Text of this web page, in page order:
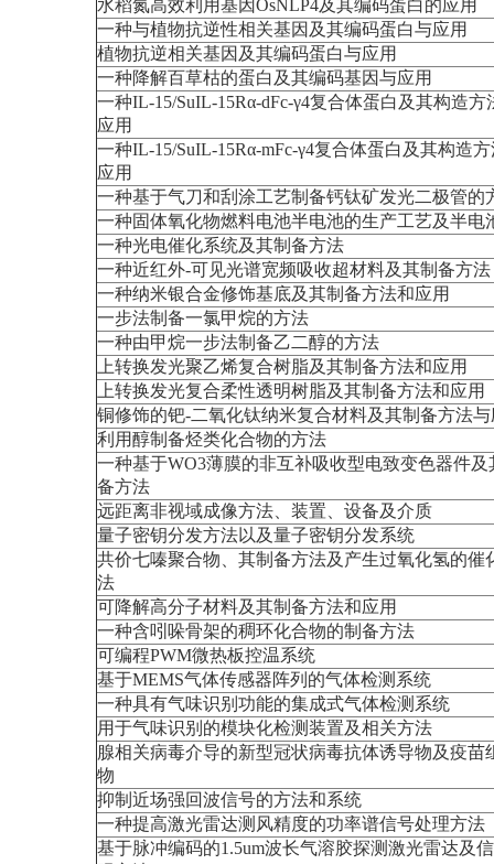
水稻氮高效利用基因OsNLP4及其编码蛋白的应用
一种与植物抗逆性相关基因及其编码蛋白与应用
植物抗逆相关基因及其编码蛋白与应用
一种降解百草枯的蛋白及其编码基因与应用
一种IL-15/SuIL-15Rα-dFc-γ4复合体蛋白及其构造方
应用
一种IL-15/SuIL-15Rα-mFc-γ4复合体蛋白及其构造
应用
一种基于气刀和刮涂工艺制备钙钛矿发光二极管的
一种固体氧化物燃料电池半电池的生产工艺及半电
一种光电催化系统及其制备方法
一种近红外-可见光谱宽频吸收超材料及其制备方法
一种纳米银合金修饰基底及其制备方法和应用
一步法制备一氯甲烷的方法
一种由甲烷一步法制备乙二醇的方法
上转换发光聚乙烯复合树脂及其制备方法和应用
上转换发光复合柔性透明树脂及其制备方法和应用
铜修饰的钯-二氧化钛纳米复合材料及其制备方法
利用醇制备烃类化合物的方法
一种基于WO3薄膜的非互补吸收型电致变色器件及
备方法
远距离非视域成像方法、装置、设备及介质
量子密钥分发方法以及量子密钥分发系统
共价七嗪聚合物、其制备方法及产生过氧化氢的催
法
可降解高分子材料及其制备方法和应用
一种含吲哚骨架的稠环化合物的制备方法
可编程PWM微热板控温系统
基于MEMS气体传感器阵列的气体检测系统
一种具有气味识别功能的集成式气体检测系统
用于气味识别的模块化检测装置及相关方法
腺相关病毒介导的新型冠状病毒抗体诱导物及疫苗
物
抑制近场强回波信号的方法和系统
一种提高激光雷达测风精度的功率谱信号处理方法
基于脉冲编码的1.5um波长气溶胶探测激光雷达及